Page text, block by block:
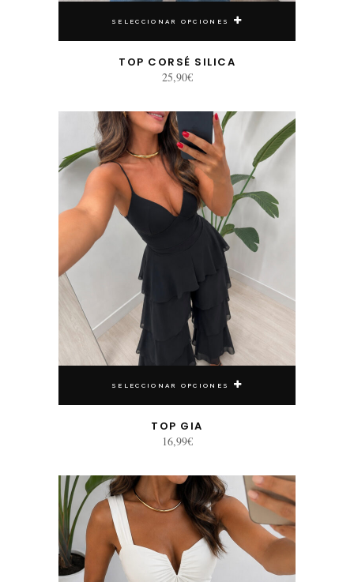
SELECCIONAR OPCIONES
TOP CORSÉ SILICA
25,90€
SELECCIONAR OPCIONES
Este producto tiene múltiples variantes. Las opciones se pueden elegir en la página de producto
TOP GIA
16,99€
Este producto tiene múltiples variantes. Las opciones se pueden elegir en la página de producto